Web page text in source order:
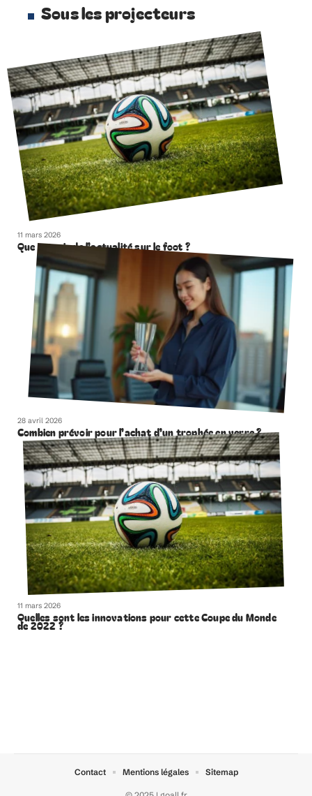
Sous les projecteurs
11 mars 2026
Que retenir de l’actualité sur le foot ?
28 avril 2026
Combien prévoir pour l’achat d’un trophée en verre ?
11 mars 2026
Quelles sont les innovations pour cette Coupe du Monde
de 2022 ?
Contact Mentions légales Sitemap